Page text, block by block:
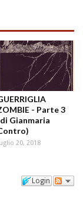
- Parte 3
Gianmaria
luglio 20, 2018
Login